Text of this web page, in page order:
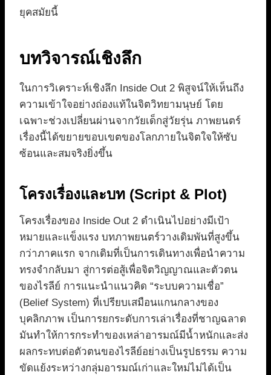
ยุคสมัยนี้
บทวิจารณ์เชิงลึก
ในการวิเคราะห์เชิงลึก Inside Out 2 พิสูจน์ให้เห็นถึง
ความเข้าใจอย่างถ่องแท้ในจิตวิทยามนุษย์ โดย
เฉพาะช่วงเปลี่ยนผ่านจากวัยเด็กสู่วัยรุ่น ภาพยนตร์
เรื่องนี้ได้ขยายขอบเขตของโลกภายในจิตใจให้ซับ
ซ้อนและสมจริงยิ่งขึ้น
โครงเรื่องและบท (Script & Plot)
โครงเรื่องของ Inside Out 2 ดำเนินไปอย่างมีเป้า
หมายและแข็งแรง บทภาพยนตร์วางเดิมพันที่สูงขึ้น
กว่าภาคแรก จากเดิมที่เป็นการเดินทางเพื่อนำความ
ทรงจำกลับมา สู่การต่อสู้เพื่อจิตวิญญาณและตัวตน
ของไรลีย์ การแนะนำแนวคิด “ระบบความเชื่อ”
(Belief System) ที่เปรียบเสมือนแกนกลางของ
บุคลิกภาพ เป็นการยกระดับการเล่าเรื่องที่ชาญฉลาด
มันทำให้การกระทำของเหล่าอารมณ์มีน้ำหนักและส่ง
ผลกระทบต่อตัวตนของไรลีย์อย่างเป็นรูปธรรม ความ
ขัดแย้งระหว่างกลุ่มอารมณ์เก่าและใหม่ไม่ได้เป็น